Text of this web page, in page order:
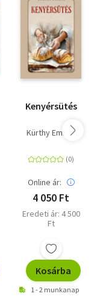
Kenyérsütés
Kürthy Emilné
Online ár:
4 050 Ft
Eredeti ár: 4 500
Ft
Kosárba
1 - 2 munkanap